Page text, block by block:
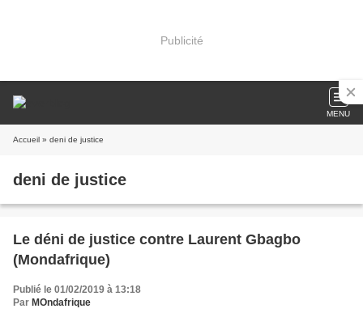
Publicité
MENU
Accueil » deni de justice
deni de justice
Le déni de justice contre Laurent Gbagbo
(Mondafrique)
Publié le 01/02/2019 à 13:18
Par MOndafrique